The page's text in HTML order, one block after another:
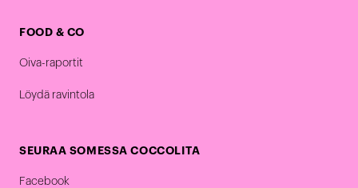
FOOD & CO
Oiva-raportit
Löydä ravintola
SEURAA SOMESSA COCCOLITA
Facebook